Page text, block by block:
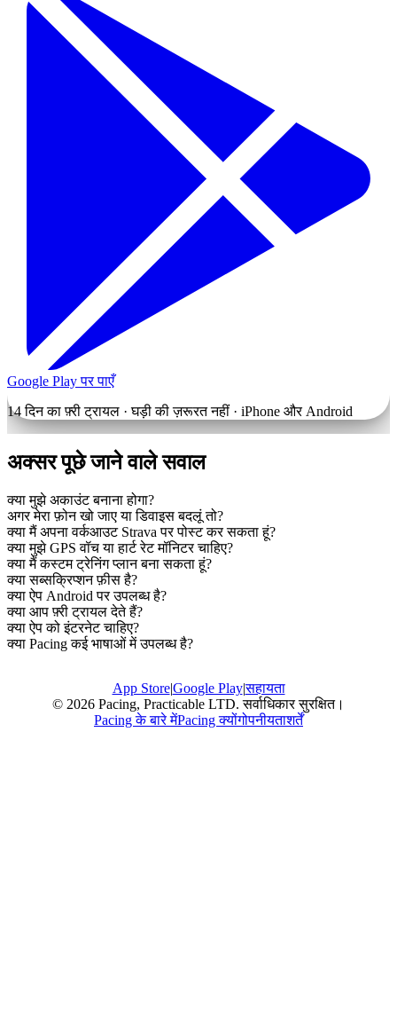
Google Play पर पाएँ
14 दिन का फ़्री ट्रायल · घड़ी की ज़रूरत नहीं · iPhone और Android
अक्सर पूछे जाने वाले सवाल
क्या मुझे अकाउंट बनाना होगा?
अगर मेरा फ़ोन खो जाए या डिवाइस बदलूं तो?
क्या मैं अपना वर्कआउट Strava पर पोस्ट कर सकता हूं?
क्या मुझे GPS वॉच या हार्ट रेट मॉनिटर चाहिए?
क्या मैं कस्टम ट्रेनिंग प्लान बना सकता हूं?
क्या सब्सक्रिप्शन फ़ीस है?
क्या ऐप Android पर उपलब्ध है?
क्या आप फ़्री ट्रायल देते हैं?
क्या ऐप को इंटरनेट चाहिए?
क्या Pacing कई भाषाओं में उपलब्ध है?
App Store|Google Play|सहायता
© 2026 Pacing, Practicable LTD. सर्वाधिकार सुरक्षित।
Pacing के बारे मेंPacing क्योंगोपनीयताशर्तें